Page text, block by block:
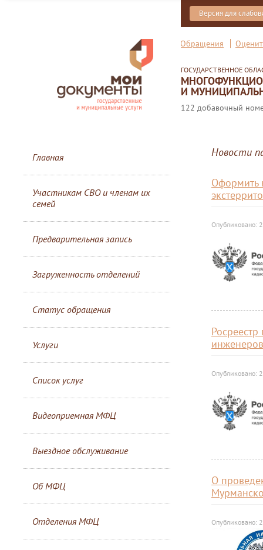
Версия для
Обращения
ГОСУДАРСТВЕННОЕ
И
122 добавочный
Главная
Участникам СВО и членам их
семей
Предварительная запись
Загруженность отделений
Статус обращения
Услуги
Список услуг
Видеоприемная МФЦ
Выездное обслуживание
Об МФЦ
Отделения МФЦ
Новости
Оформить
Опубликовано:
Опубликовано:
О
Опубликовано: